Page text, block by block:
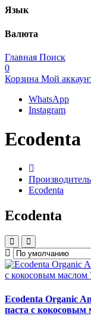
Язык
Валюта
Главная Поиск
0
Корзина Мой
WhatsApp
Instagram
Ecodenta
Производитель
Ecodenta
Ecodenta
Ecodenta Organic
паста с кокосовым